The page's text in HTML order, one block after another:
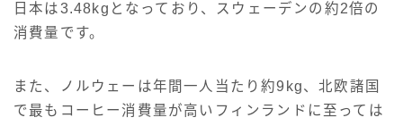
日本は3.48kgとなっており、スウェーデンの約2倍の
消費量です。
また、ノルウェーは年間一人当たり約9kg、北欧諸国
で最もコーヒー消費量が高いフィンランドに至っては